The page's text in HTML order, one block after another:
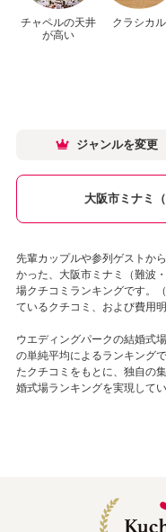
チャペルの天井
が高い
クラシカル
ジャンルを変更
大阪市ミナミ
先輩カップルや参列ゲストか
かった、大阪市ミナミ（難波
場クチコミランキングです。
ているクチコミ、および費用
ウエディングパークの結婚式
の単純平均によるランキング
たクチコミをもとに、独自の
婚式場ランキングを実現してい